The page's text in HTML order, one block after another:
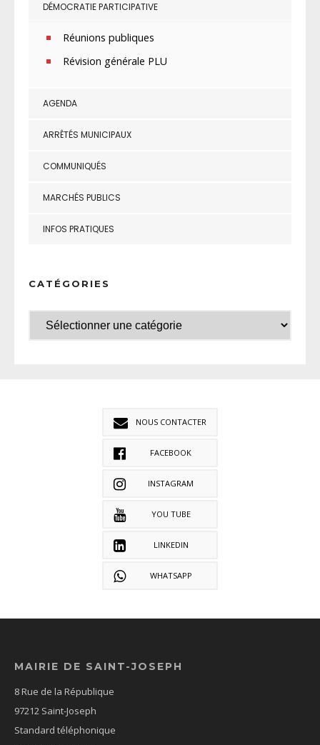
DÉMOCRATIE PARTICIPATIVE
Réunions publiques
Révision générale PLU
AGENDA
ARRÊTÉS MUNICIPAUX
COMMUNIQUÉS
MARCHÉS PUBLICS
INFOS PRATIQUES
CATÉGORIES
NOUS CONTACTER
FACEBOOK
INSTAGRAM
YOU TUBE
LINKEDIN
WHATSAPP
MAIRIE DE SAINT-JOSEPH
8 Rue de la République
97212 Saint-Joseph
Standard téléphonique